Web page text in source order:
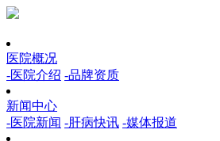
医院概况
-医院介绍 -品牌资质
新闻中心
-医院新闻 -肝病快讯 -媒体报道